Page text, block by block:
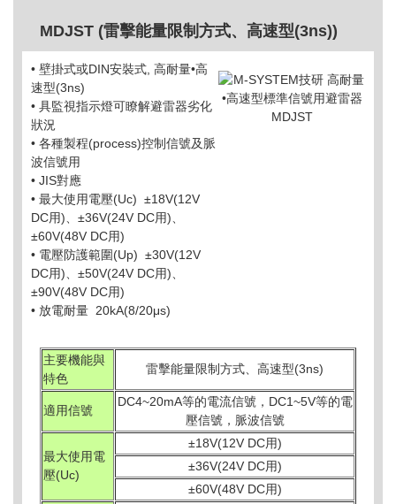
MDJST (雷擊能量限制方式、高速型(3ns))
• 壁掛式或DIN安裝式, 高耐量•高
速型(3ns)
• 具監視指示燈可瞭解避雷器劣化
狀況
• 各種製程(process)控制信號及脈
波信號用
• JIS對應
• 最大使用電壓(Uc) ±18V(12V
DC用)、 ±36V(24V DC用)、
±60V(48V DC用)
• 電壓防護範圍(Up) ±30V(12V
DC用)、 ±50V(24V DC用)、
±90V(48V DC用)
• 放電耐量 20kA(8/20μs)
主要機能與
特色
雷擊能量限制方式、高速型(3ns)
適用信號
DC4~20mA等的電流信號，DC1~5V等的電
壓信號，脈波信號
最大使用電
壓(Uc)
±18V(12V DC用)
±36V(24V DC用)
±60V(48V DC用)